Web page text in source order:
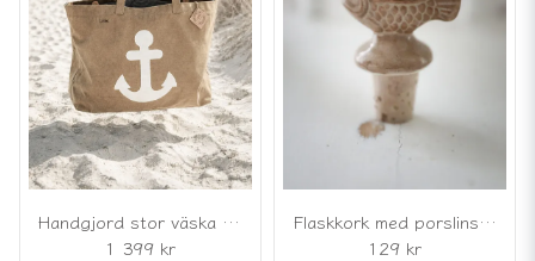
Handgjord stor väska med ankare
1 399 kr
Flaskkork med porslinsfisk
129 kr